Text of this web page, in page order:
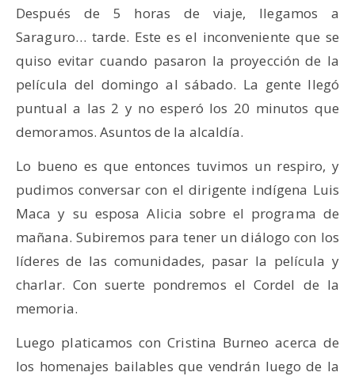
Después de 5 horas de viaje, llegamos a
Saraguro… tarde. Este es el inconveniente que se
quiso evitar cuando pasaron la proyección de la
película del domingo al sábado. La gente llegó
puntual a las 2 y no esperó los 20 minutos que
demoramos. Asuntos de la alcaldía.
Lo bueno es que entonces tuvimos un respiro, y
pudimos conversar con el dirigente indígena Luis
Maca y su esposa Alicia sobre el programa de
mañana. Subiremos para tener un diálogo con los
líderes de las comunidades, pasar la película y
charlar. Con suerte pondremos el Cordel de la
memoria.
Luego platicamos con Cristina Burneo acerca de
los homenajes bailables que vendrán luego de la